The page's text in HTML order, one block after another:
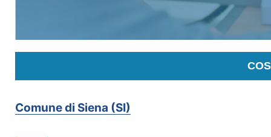
Comune di Siena (SI)